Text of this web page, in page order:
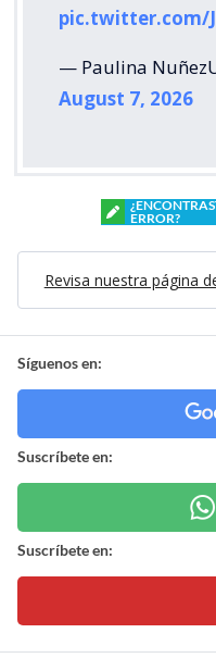
pic.twitter.com/
— Paulina
August 7, 2026
ERROR?
Revisa nuestra página
Síguenos en:
Suscríbete en:
Suscríbete en: